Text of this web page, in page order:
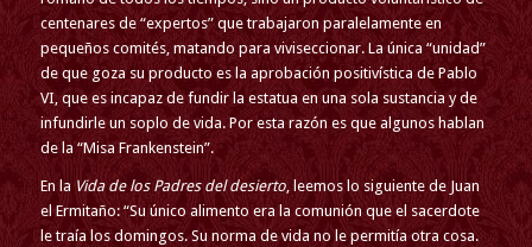
centenares de “expertos” que trabajaron paralelamente en
pequeños comités, matando para viviseccionar. La única “unidad”
de que goza su producto es la aprobación positivística de Pablo
VI, que es incapaz de fundir la estatua en una sola sustancia y de
infundirle un soplo de vida. Por esta razón es que algunos hablan
de la “Misa Frankenstein”.
En la Vida de los Padres del desierto, leemos lo siguiente de Juan
el Ermitaño: “Su único alimento era la comunión que el sacerdote
le traía los domingos. Su norma de vida no le permitía otra cosa.